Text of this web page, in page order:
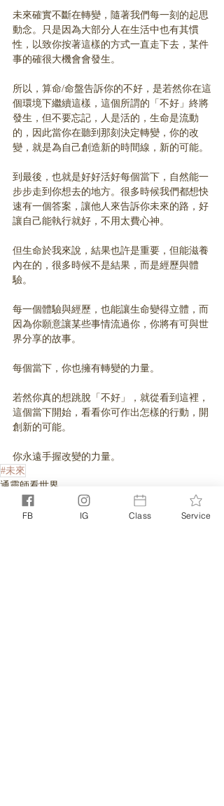
未來確實不斷在轉變，隨著我們每一刻的起思
動念。只是因為大部分人在生活中也有其慣
性，以致你按著這樣的方式一直走下去，某件
事的確很大機會會發生。
所以，算命/命盤告訴你的不好，是若然你在這
個環境下繼續這樣，這個所謂的「不好」終將
發生，但不要忘記，人是活的，生命是流動
的，因此當你在聽到那刻決定轉變，你的改
變，就是為自己創造新的時間線，新的可能。
到最後，也就是好好活好每個當下，自然能一
步步走到你想去的地方。很多時候我們都想快
速有一個答案，讓他人來告訴你未來的路，好
讓自己能執行就好，不用太費心神。
但生命於我來說，結果也許是重要，但能滋養
內在的，很多時候不是結果，而是經歷與體
驗。
每一個體驗與經歷，也能讓生命變得立體，而
因為你願意讓某些事情流過你，你將有可與世
界分享的故事。
每個當下，你也擁有轉變的力量。
若然你真的想跳脫「不好」，就從看到這裡，
這個當下開始，看看你可作出怎樣的行動，開
創新的可能。
你永遠手握改變的力量。
#未來
通靈師看世界
FB IG Class Service